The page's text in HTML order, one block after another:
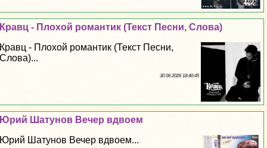
Кравц - Плохой романтик (Текст Песни, Слова)
Кравц - Плохой романтик (Текст Песни,
Слова)...
30 06 2026 18:40:45
Юрий Шатунов Вечер вдвоем
Юрий Шатунов Вечер вдвоем...